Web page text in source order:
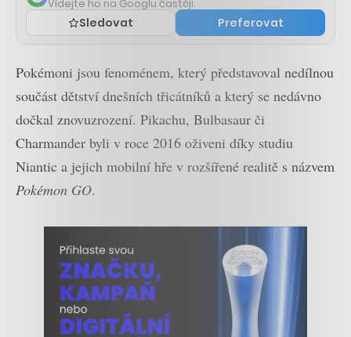
Vídejte ho na Googlu častěji.
Sledovat Preferovat
Pokémoni jsou fenoménem, který představoval nedílnou
součást dětství dnešních třicátníků a který se nedávno
dočkal znovuzrození. Pikachu, Bulbasaur či
Charmander byli v roce 2016 oživeni díky studiu
Niantic a jejich mobilní hře v rozšířené realitě s názvem
Pokémon GO.